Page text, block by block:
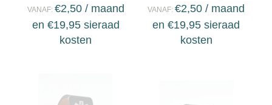
VANAF: €2,50 / maand
en €19,95sieraad
kosten
VANAF:€2,50 / maand
en€19,95 sieraad
kosten